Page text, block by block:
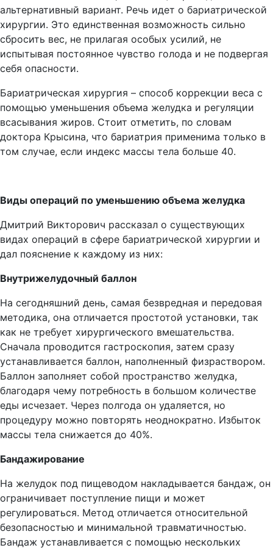
альтернативный вариант. Речь идет о бариатрической
хирургии. Это единственная возможность сильно
сбросить вес, не прилагая особых усилий, не
испытывая постоянное чувство голода и не подвергая
себя опасности.
Бариатрическая хирургия – способ коррекции веса с
помощью уменьшения объема желудка и регуляции
всасывания жиров. Стоит отметить, по словам
доктора Крысина, что бариатрия применима только в
том случае, если индекс массы тела больше 40.
Виды операций по уменьшению объема желудка
Дмитрий Викторович рассказал о существующих
видах операций в сфере бариатрической хирургии и
дал пояснение к каждому из них:
Внутрижелудочный баллон
На сегодняшний день, самая безвредная и передовая
методика, она отличается простотой установки, так
как не требует хирургического вмешательства.
Сначала проводится гастроскопия, затем сразу
устанавливается баллон, наполненный физраствором.
Баллон заполняет собой пространство желудка,
благодаря чему потребность в большом количестве
еды исчезает. Через полгода он удаляется, но
процедуру можно повторять неоднократно. Избыток
массы тела снижается до 40%.
Бандажирование
На желудок под пищеводом накладывается бандаж, он
ограничивает поступление пищи и может
регулироваться. Метод отличается относительной
безопасностью и минимальной травматичностью.
Бандаж устанавливается с помощью нескольких